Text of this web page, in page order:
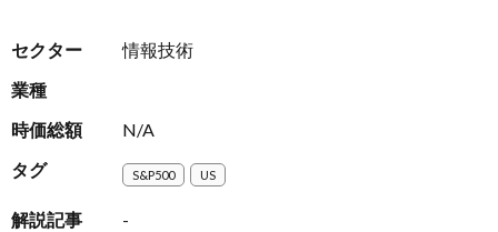
セクター
情報技術
業種
時価総額
N/A
タグ
S&P500 US
解説記事 -